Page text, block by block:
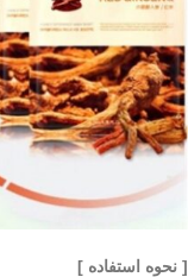
[ نحوه استفاده ]